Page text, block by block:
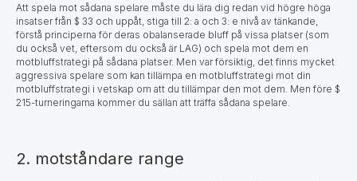
Att spela mot sådana spelare måste du lära dig redan vid högre höga
insatser från $ 33 och uppåt, stiga till 2: a och 3: e nivå av tänkande,
förstå principerna för deras obalanserade bluff på vissa platser (som
du också vet, eftersom du också är LAG) och spela mot dem en
motbluffstrategi på sådana platser. Men var försiktig, det finns mycket
aggressiva spelare som kan tillämpa en motbluffstrategi mot din
motbluffstrategi i vetskap om att du tillämpar den mot dem. Men före $
215-turneringarna kommer du sällan att träffa sådana spelare.
2. motståndare range